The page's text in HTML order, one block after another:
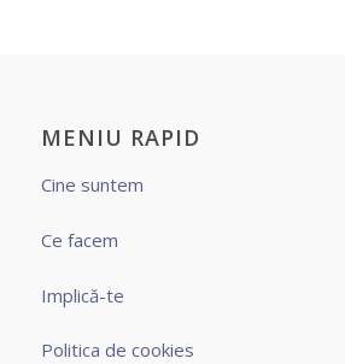
MENIU RAPID
Cine suntem
Ce facem
Implică-te
Politica de cookies